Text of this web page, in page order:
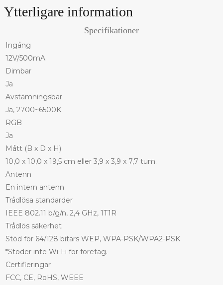
Ytterligare information
Specifikationer
Ingång
12V/500mA
Dimbar
Ja
Avstämningsbar
Ja, 2700~6500K
RGB
Ja
Mått (B x D x H)
10,0 x 10,0 x 19,5 cm eller 3,9 x 3,9 x 7,7 tum.
Antenn
En intern antenn
Trådlösa standarder
IEEE 802.11 b/g/n, 2,4 GHz, 1T1R
Trådlös säkerhet
Stöd för 64/128 bitars WEP, WPA-PSK/WPA2-PSK
*Stöder inte Wi-Fi för företag.
Certifieringar
FCC, CE, RoHS, WEEE